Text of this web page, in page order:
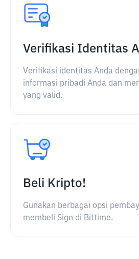
Verifikasi Identitas
Verifikasi identitas Anda
informasi pribadi Anda dan
yang valid.
Beli Kripto!
Gunakan berbagai opsi
membeli Sign di Bittime.